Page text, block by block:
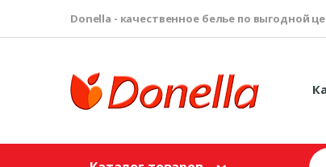
Donella - качественное белье по выгодной
S